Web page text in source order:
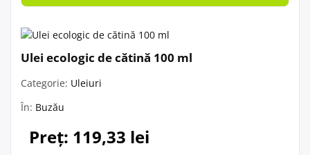
Ulei ecologic de cătină 100 ml
Categorie: Uleiuri
În: Buzău
Preț: 119,33 lei